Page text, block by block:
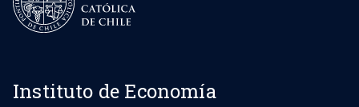
Instituto de Economía